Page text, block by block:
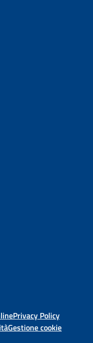
Privacy Policy
Gestione cookie